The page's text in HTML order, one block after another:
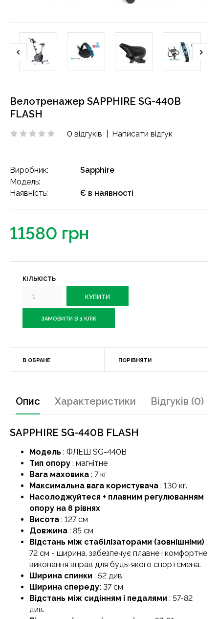
Велотренажер SAPPHIRE SG-440B
FLASH
0 відгуків Написати відгук
Виробник:
Sapphire
Модель:
Наявність:
Є в наявності
11580 грн
КІЛЬКІСТЬ
ЗАМОВИТИ В 1 КЛІК
В ОБРАНЕ ПОРІВНЯТИ
Опис Характеристики Відгуків (0)
SAPPHIRE SG-440B FLASH
Модель : ФЛЕШ SG-440B
Тип опору : магнітне
Вага маховика : 7 кг
Максимальна вага користувача : 130 кг.
Насолоджуйтеся + плавним регулюванням
опору на 8 рівнях
Висота : 127 см
Довжина : 85 см
Відстань між стабілізаторами (зовнішніми) :
72 см - ширина, забезпечує плавне і комфортне
виконання вправ для будь-якого спортсмена.
Ширина спинки : 52 див.
Ширина спереду: 37 см
Відстань між сидінням і педалями : 57-82
див.